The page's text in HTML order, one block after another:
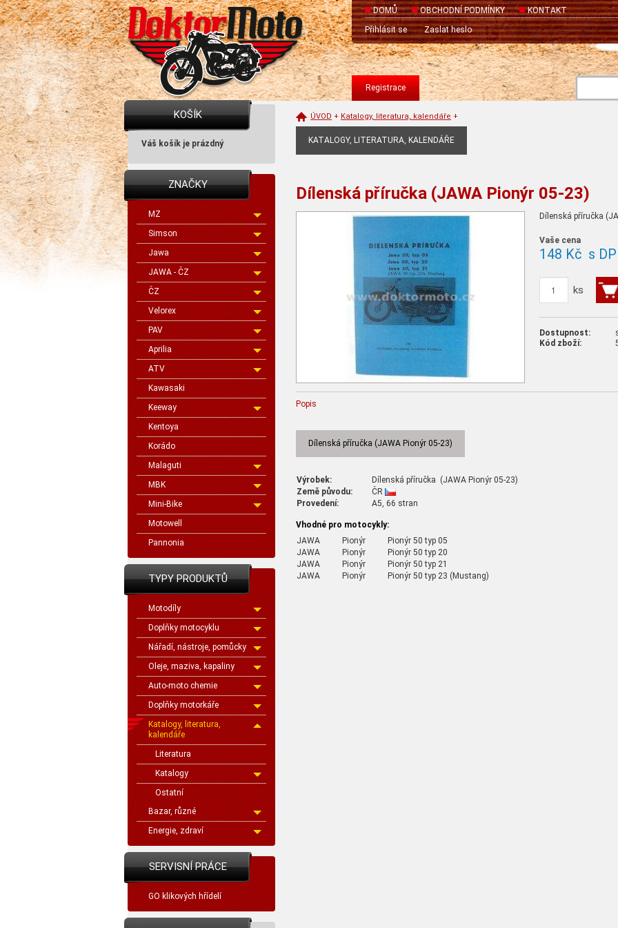
DOMŮ OBCHODNÍ PODMÍNKY
KONTAKT
Přihlásit se
Zaslat heslo
Registrace
KOŠÍK
Váš košík je prázdný
ZNAČKY
MZ
Simson
Jawa
JAWA - ČZ
ČZ
Velorex
PAV
Aprilia
ATV
Kawasaki
Keeway
Kentoya
Korádo
Malaguti
MBK
Mini-Bike
Motowell
Pannonia
TYPY PRODUKTŮ
Motodíly
Doplňky motocyklu
Nářadí, nástroje, pomůcky
Oleje, maziva, kapaliny
Auto-moto chemie
Doplňky motorkáře
Katalogy, literatura,
kalendáře
Literatura
Katalogy
Ostatní
Bazar, různé
Energie, zdraví
SERVISNÍ PRÁCE
GO klikových hřídelí
ÚVOD + Katalogy, literatura, kalendáře +
KATALOGY, LITERATURA, KALENDÁŘE
Dílenská příručka (JAWA Pionýr 05-23)
Dílenská příručka
Vaše cena
148 Kč s
ks
Dostupnost:
Kód zboží:
Popis
Dílenská příručka (JAWA Pionýr 05-23)
Výrobek:
Dílenská příručka (JAWA Pionýr 05-23)
Země původu:
ČR
Provedení:
A5, 66 stran
Vhodné pro motocykly:
JAWA
Pionýr
Pionýr 50 typ 05
JAWA
Pionýr
Pionýr 50 typ 20
JAWA
Pionýr
Pionýr 50 typ 21
JAWA
Pionýr Pionýr 50 typ 23 (Mustang)